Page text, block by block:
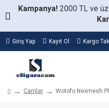
Kampanya! 2000 TL ve
Giriş Yap Kayıt Ol Kargo
Camlar Wotofo Nexmesh